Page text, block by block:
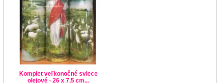
Komplet veľkonočné sviece
olejové - 26 x 7,5 cm...